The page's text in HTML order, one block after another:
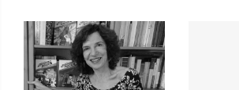
Κατρίνα Τσάνταλη
Lucinda Riley
Mimi Matthews
Benzamin Bécue